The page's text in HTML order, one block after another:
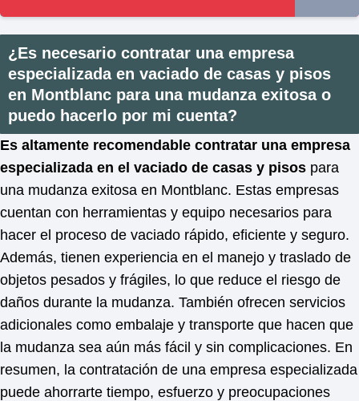
¿Es necesario contratar una empresa
especializada en vaciado de casas y pisos
en Montblanc para una mudanza exitosa o
puedo hacerlo por mi cuenta?
Es altamente recomendable contratar una empresa
especializada en el vaciado de casas y pisos para
una mudanza exitosa en Montblanc. Estas empresas
cuentan con herramientas y equipo necesarios para
hacer el proceso de vaciado rápido, eficiente y seguro.
Además, tienen experiencia en el manejo y traslado de
objetos pesados y frágiles, lo que reduce el riesgo de
daños durante la mudanza. También ofrecen servicios
adicionales como embalaje y transporte que hacen que
la mudanza sea aún más fácil y sin complicaciones. En
resumen, la contratación de una empresa especializada
puede ahorrarte tiempo, esfuerzo y preocupaciones